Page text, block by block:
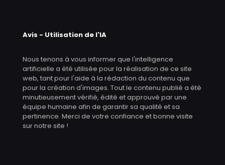
Avis - Utilisation de l'IA
Nous tenons à vous informer que l'intelligence
artificielle a été utilisée pour la réalisation de ce site
web, tant pour l'aide à la rédaction du contenu que
pour la création d'images. Tout le contenu publié a été
minutieusement vérifié, édité et approuvé par une
équipe humaine afin de garantir sa qualité et sa
pertinence. Merci de votre confiance et bonne visite
sur notre site !